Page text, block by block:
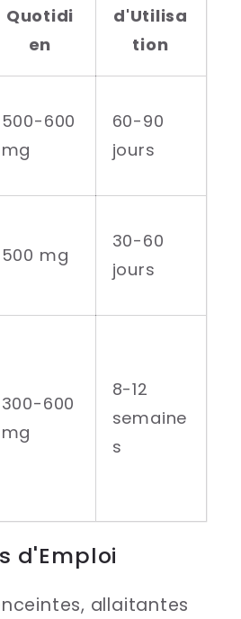
Quotidi
en
d'Utilisa
tion
500-600
mg
60-90
jours
500 mg
30-60
jours
300-600
mg
8-12
semaine
s
d'Emploi
allaitantes